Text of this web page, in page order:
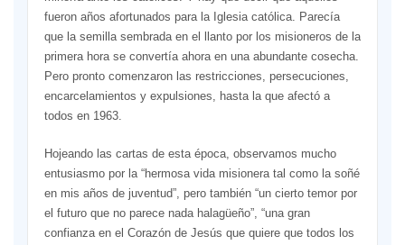
fueron años afortunados para la Iglesia católica. Parecía
que la semilla sembrada en el llanto por los misioneros de la
primera hora se convertía ahora en una abundante cosecha.
Pero pronto comenzaron las restricciones, persecuciones,
encarcelamientos y expulsiones, hasta la que afectó a
todos en 1963.
Hojeando las cartas de esta época, observamos mucho
entusiasmo por la “hermosa vida misionera tal como la soñé
en mis años de juventud”, pero también “un cierto temor por
el futuro que no parece nada halagüeño”, “una gran
confianza en el Corazón de Jesús que quiere que todos los